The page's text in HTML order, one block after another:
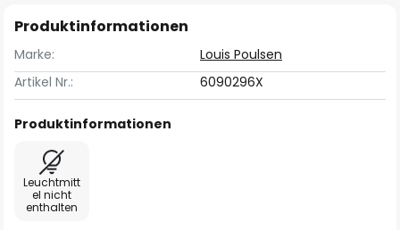
Produktinformationen
Marke:
Louis Poulsen
Artikel Nr.:
6090296X
Produktinformationen
Leuchtmitt
el nicht
enthalten